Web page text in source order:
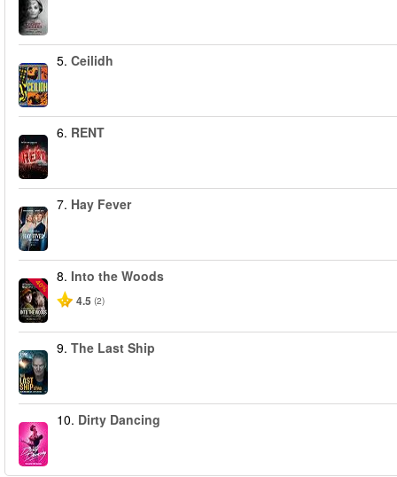
5. Ceilidh
6. RENT
7. Hay Fever
-40%
8. Into the Woods
4.5 (2)
9. The Last Ship
10. Dirty Dancing